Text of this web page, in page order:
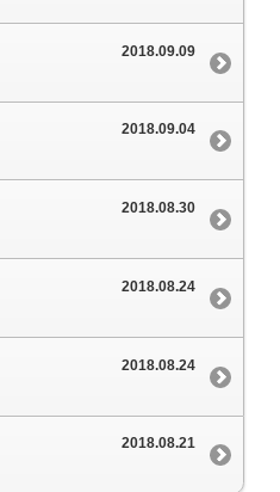
2018.09.09
2018.09.04
2018.08.30
2018.08.24
2018.08.24
2018.08.21